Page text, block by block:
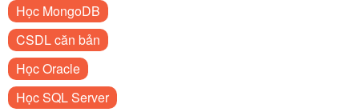
Học MongoDB
CSDL căn bản
Học Oracle
Học SQL Server